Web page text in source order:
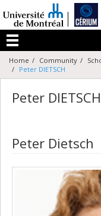
au
contenu
Menu
Home Community
Peter DIETSCH
Peter DIETSCH
Peter Dietsch